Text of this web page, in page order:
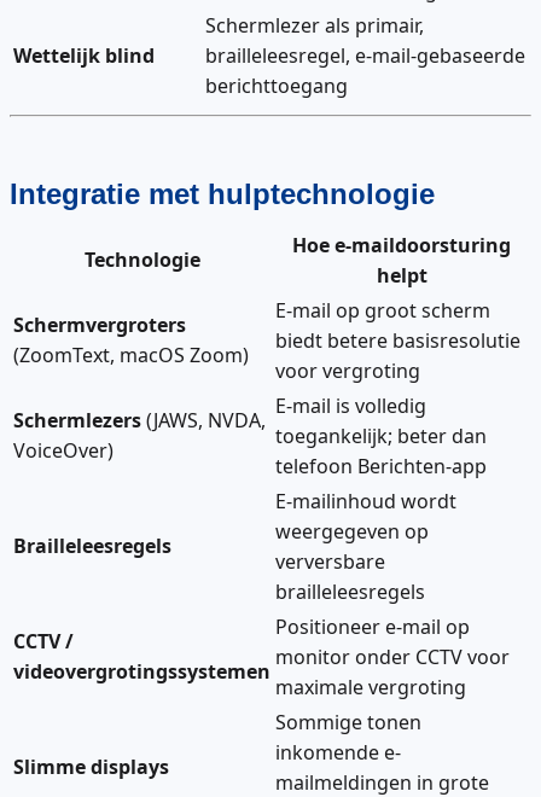
Wettelijk blind
Schermlezer als primair,
brailleleesregel, e-mail-gebaseerde
berichttoegang
Integratie met hulptechnologie
Technologie
Hoe e-maildoorsturing
helpt
Schermvergroters
(ZoomText, macOS Zoom)
E-mail op groot scherm
biedt betere basisresolutie
voor vergroting
Schermlezers(JAWS, NVDA,
VoiceOver)
E-mail is volledig
toegankelijk; beter dan
telefoon Berichten-app
Brailleleesregels
E-mailinhoud wordt
weergegeven op
verversbare
brailleleesregels
CCTV /
videovergrotingssystemen
Positioneer e-mail op
monitor onder CCTV voor
maximale vergroting
Slimme displays
Sommige tonen
inkomende e-
mailmeldingen in grote